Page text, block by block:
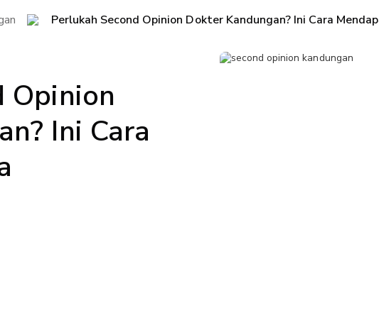
Perlukah Second Opinion Dokter Kandungan? Ini Cara
Opinion
Ini Cara